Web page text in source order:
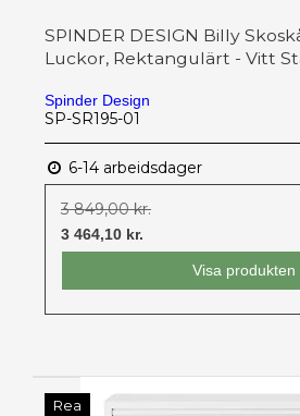
SPINDER DESIGN Billy
Luckor, Rektangulärt - Vitt
Spinder Design
SP-SR195-01
6-14 arbeidsdager
3 849,00 kr.
3 464,10 kr.
Visa produkten
Rea